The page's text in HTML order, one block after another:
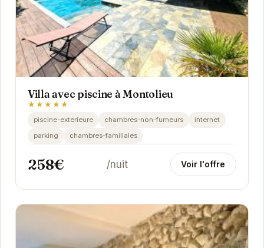
Villa avec piscine à Montolieu
★★★★★
piscine-exterieure chambres-non-fumeurs
internet
parking
chambres-familiales
258€ /nuit Voir l'offre